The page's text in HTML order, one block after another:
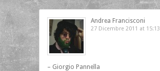
Andrea Francisconi
27 Dicembre 2011 at 15:13
– Giorgio Pannella